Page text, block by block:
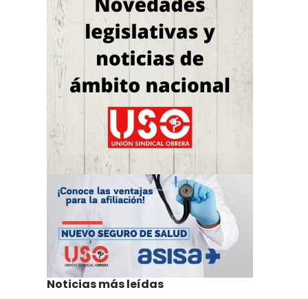
Noticias más leídas